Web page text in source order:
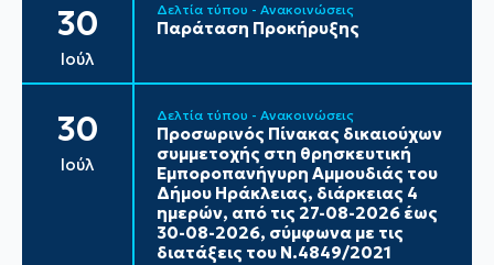
30
Ιούλ
Δελτία τύπου - Ανακοινώσεις
Παράταση Προκήρυξης
30
Ιούλ
Δελτία τύπου - Ανακοινώσεις
Προσωρινός Πίνακας δικαιούχων
συμμετοχής στη θρησκευτική
Εμποροπανήγυρη Αμμουδιάς του
Δήμου Ηράκλειας, διάρκειας 4
ημερών, από τις 27-08-2026 έως
30-08-2026, σύμφωνα με τις
διατάξεις του Ν.4849/2021